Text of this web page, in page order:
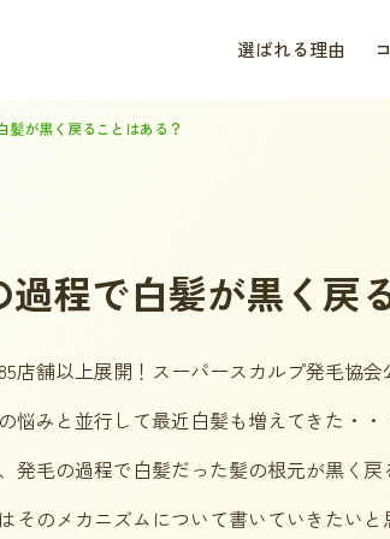
選ばれる理由
髪が黒く戻ることはある？
過程で白髪が黒く戻
店舗以上展開！スーパースカルプ発毛協会
悩みと並行して最近白髪も増えてきた・
発毛の過程で白髪だった髪の根元が黒く戻
そのメカニズムについて書いていきたいと